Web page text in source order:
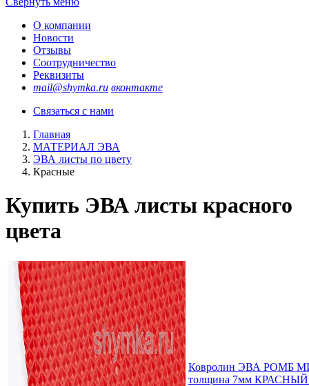
О компании
Новости
Отзывы
Соотрудничество
Реквизиты
mail@shymka.ru вконтакте
Связаться с нами
Главная
МАТЕРИАЛ ЭВА
ЭВА листы по цвету
Красные
Купить ЭВА листы красного
цвета
Ковролин ЭВА РОМБ
толщина 7мм КРАСНЫЙ